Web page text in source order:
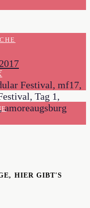
Festival, mf17,
Tag 1,
amoreaugsburg
HIER GIBT'S